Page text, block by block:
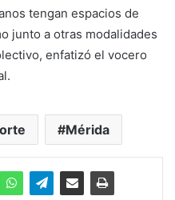
tengan espacios de
junto a otras modalidades
enfatizó el vocero
Mérida